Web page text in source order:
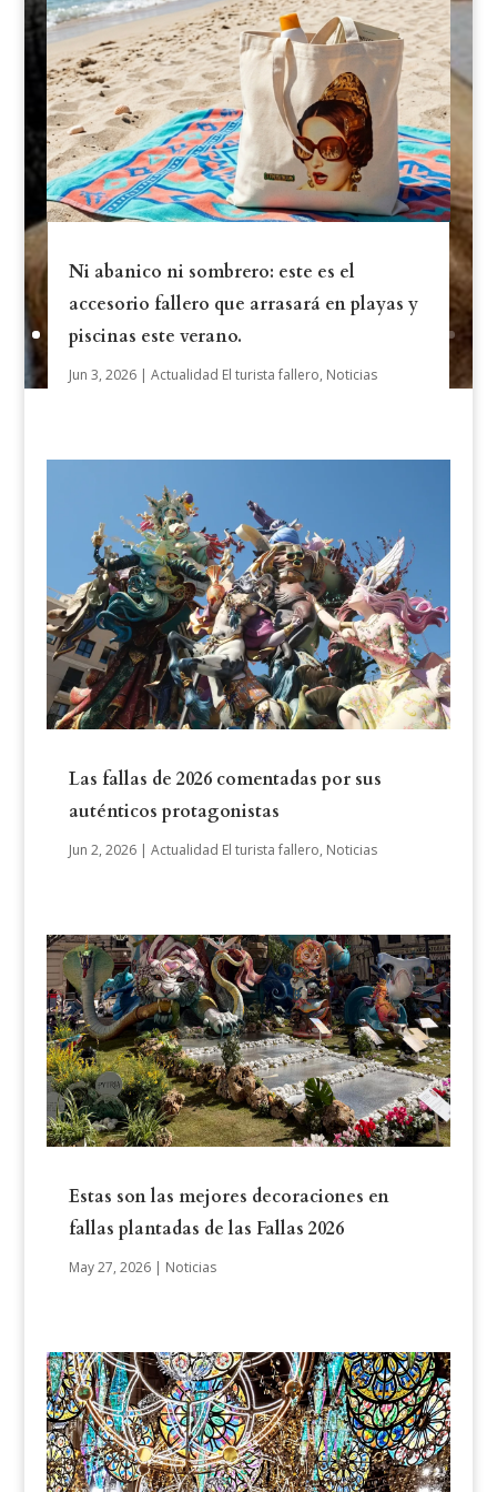
sobre si estas grandes esculturas deben
limitarse a la memoria colectiva o recuperar
su función crítica, comparando su enfoque
con otros ejemplos recientes como Chaplin o
Sorolla.
Leer más
Ni abanico ni sombrero: este es el
accesorio fallero que arrasará en playas y
piscinas este verano.
Jun 3, 2026| Actualidad El turista fallero, Noticias
Las fallas de 2026 comentadas por sus
auténticos protagonistas
Jun 2, 2026| Actualidad El turista fallero, Noticias
Estas son las mejores decoraciones en
fallas plantadas de las Fallas 2026
May 27, 2026| Noticias